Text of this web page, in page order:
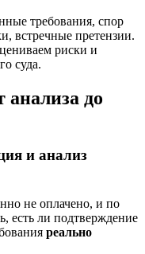
требования, спор
встречные претензии.
риски и
суда.
анализа до
и анализ
не оплачено, и по
есть ли подтверждение
реально